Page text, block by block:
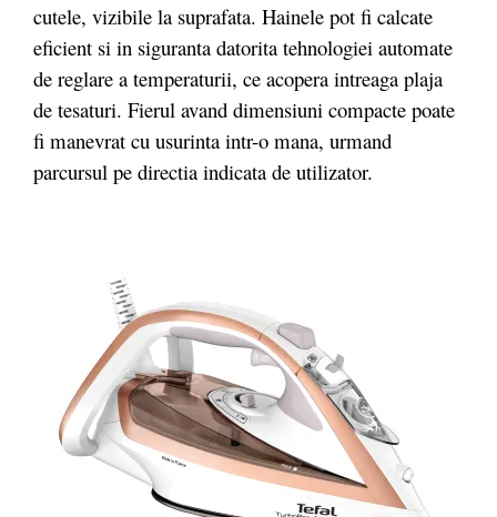
cutele, vizibile la suprafata. Hainele pot fi calcate
eficient si in siguranta datorita tehnologiei automate
de reglare a temperaturii, ce acopera intreaga plaja
de tesaturi. Fierul avand dimensiuni compacte poate
fi manevrat cu usurinta intr-o mana, urmand
parcursul pe directia indicata de utilizator.